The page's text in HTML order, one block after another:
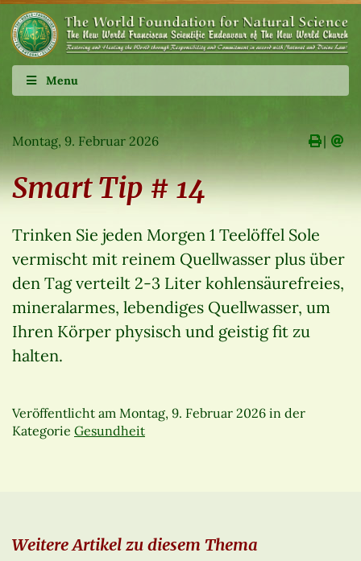
Menu
Montag, 9. Februar 2026 ∣
Smart Tip # 14
Trinken Sie jeden Morgen 1 Teelöffel Sole
vermischt mit reinem Quellwasser plus über
den Tag verteilt 2-3 Liter kohlensäurefreies,
mineralarmes, lebendiges Quellwasser, um
Ihren Körper physisch und geistig fit zu
halten.
Veröffentlicht am Montag, 9. Februar 2026 in der
Kategorie Gesundheit
Weitere Artikel zu diesem Thema